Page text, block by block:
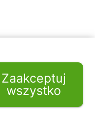
Zaakceptuj
wszystko